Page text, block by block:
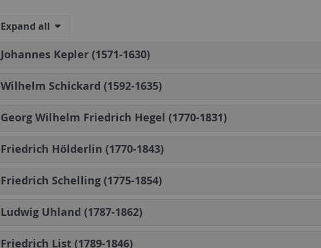
Expand all
Johannes Kepler (1571-1630)
Wilhelm Schickard (1592-1635)
Georg Wilhelm Friedrich Hegel (1770-1831)
Friedrich Hölderlin (1770-1843)
Friedrich Schelling (1775-1854)
Ludwig Uhland (1787-1862)
Friedrich List (1789-1846)